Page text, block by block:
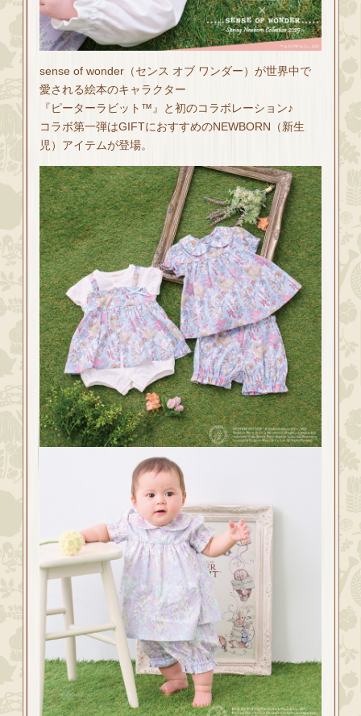
sense of wonder（センス オブ ワンダー）が世界中で
愛される絵本のキャラクター
『ピーターラビット™』と初のコラボレーション♪
コラボ第一弾はGIFTにおすすめのNEWBORN（新生
児）アイテムが登場。